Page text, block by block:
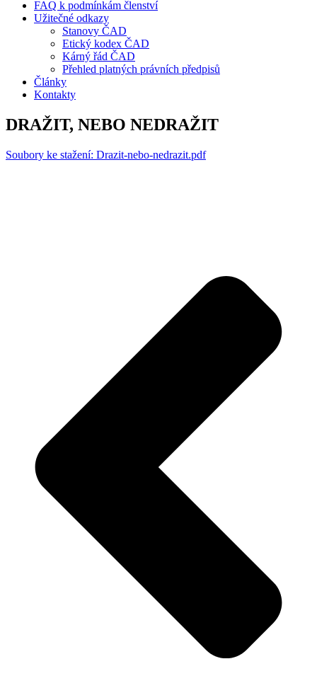
FAQ k podmínkám členství
Užitečné odkazy
Stanovy ČAD
Etický kodex ČAD
Kárný řád ČAD
Přehled platných právních předpisů
Články
Kontakty
DRAŽIT, NEBO NEDRAŽIT
Soubory ke stažení: Drazit-nebo-nedrazit.pdf